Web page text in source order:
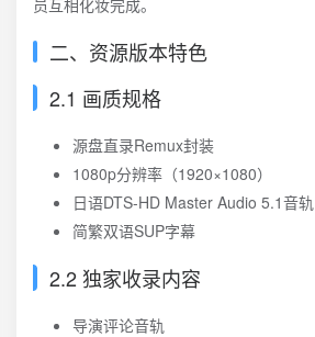
员互相化妆完成。
二、资源版本特色
2.1 画质规格
源盘直录Remux封装
1080p分辨率（1920×1080）
日语DTS-HD Master Audio 5.1音轨
简繁双语SUP字幕
2.2 独家收录内容
导演评论音轨